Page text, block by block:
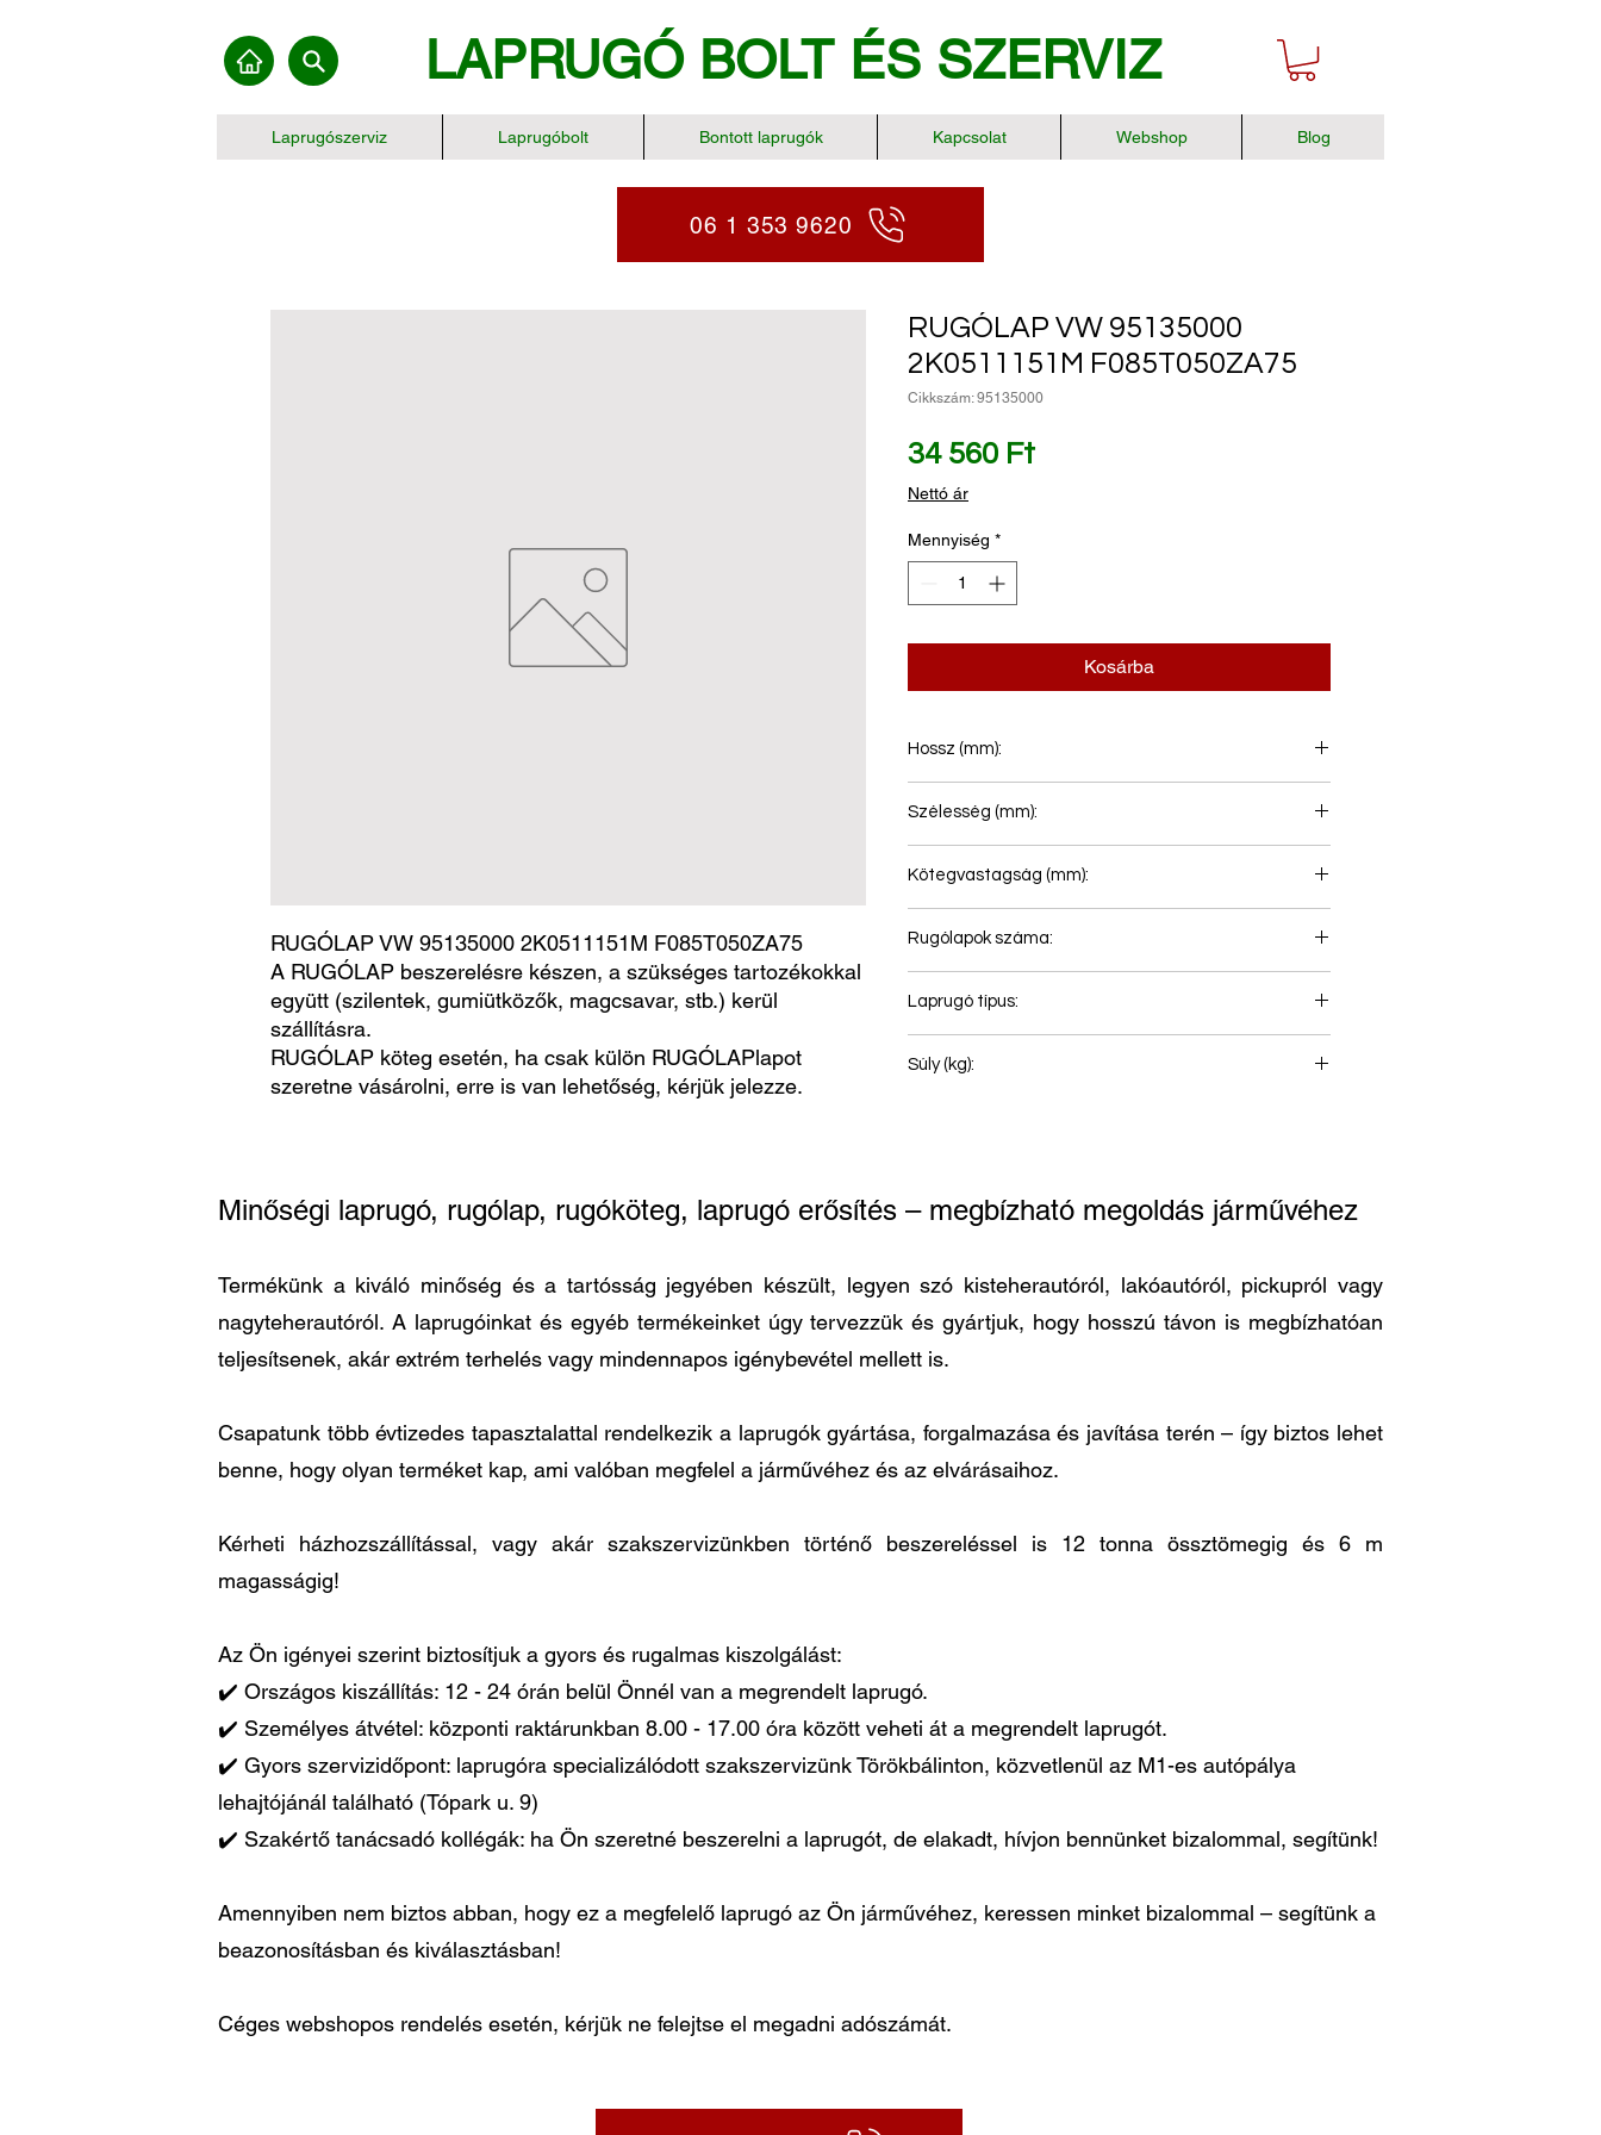
LAPRUGÓ BOLT ÉS SZERVIZ
Laprugószerviz Laprugóbolt Bontott laprugók Kapcsolat Webshop Blog
06 1 353 9620
RUGÓLAP VW 95135000 2K0511151M F085T050ZA75
A RUGÓLAP beszerelésre készen, a szükséges tartozékokkal
együtt (szilentek, gumiütközők, magcsavar, stb.) kerül
szállításra.
RUGÓLAP köteg esetén, ha csak külön RUGÓLAPlapot
szeretne vásárolni, erre is van lehetőség, kérjük jelezze.
RUGÓLAP VW 95135000
2K0511151M F085T050ZA75
Cikkszám: 95135000
34 560 FtÁr
Nettó ár
Mennyiség *
Kosárba
Hossz (mm):
Szélesség (mm):
Kötegvastagság (mm):
Rugólapok száma:
Laprugó típus:
Súly (kg):
Minőségi laprugó, rugólap, rugóköteg, laprugó erősítés – megbízható megoldás járművéhez
Termékünk a kiváló minőség és a tartósság jegyében készült, legyen szó kisteherautóról, lakóautóról, pickupról vagy
nagyteherautóról. A laprugóinkat és egyéb termékeinket úgy tervezzük és gyártjuk, hogy hosszú távon is megbízhatóan
teljesítsenek, akár extrém terhelés vagy mindennapos igénybevétel mellett is.
Csapatunk több évtizedes tapasztalattal rendelkezik a laprugók gyártása, forgalmazása és javítása terén – így biztos lehet
benne, hogy olyan terméket kap, ami valóban megfelel a járművéhez és az elvárásaihoz.
Kérheti házhozszállítással, vagy akár szakszervizünkben történő beszereléssel is 12 tonna össztömegig és 6 m
magasságig!
Az Ön igényei szerint biztosítjuk a gyors és rugalmas kiszolgálást:
✔️ Országos kiszállítás: 12 - 24 órán belül Önnél van a megrendelt laprugó.
✔️ Személyes átvétel: központi raktárunkban 8.00 - 17.00 óra között veheti át a megrendelt laprugót.
✔️ Gyors szervizidőpont: laprugóra specializálódott szakszervizünk Törökbálinton, közvetlenül az M1-es autópálya
lehajtójánál található (Tópark u. 9)
✔️ Szakértő tanácsadó kollégák: ha Ön szeretné beszerelni a laprugót, de elakadt, hívjon bennünket bizalommal, segítünk!
Amennyiben nem biztos abban, hogy ez a megfelelő laprugó az Ön járművéhez, keressen minket bizalommal – segítünk a
beazonosításban és kiválasztásban!
Céges webshopos rendelés esetén, kérjük ne felejtse el megadni adószámát.